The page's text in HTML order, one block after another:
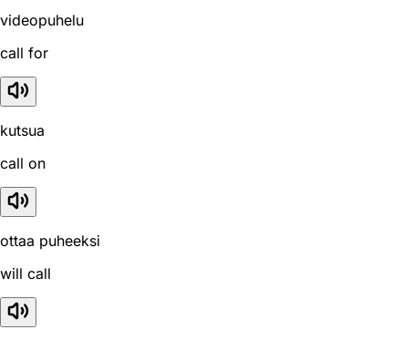
videopuhelu
call for
kutsua
call on
ottaa puheeksi
will call